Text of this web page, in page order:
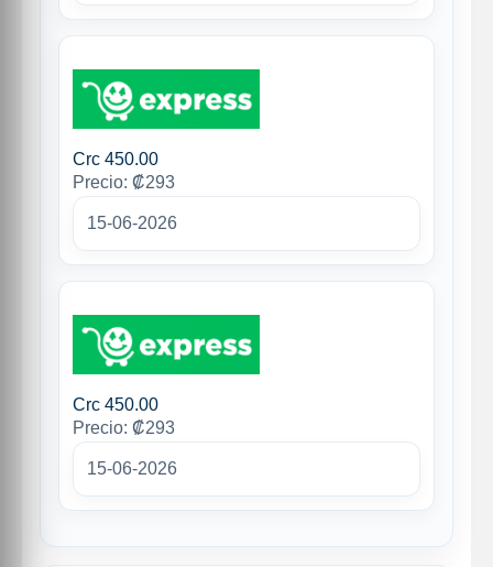
Crc 450.00
Precio: ₡293
15-06-2026
Crc 450.00
Precio: ₡293
15-06-2026